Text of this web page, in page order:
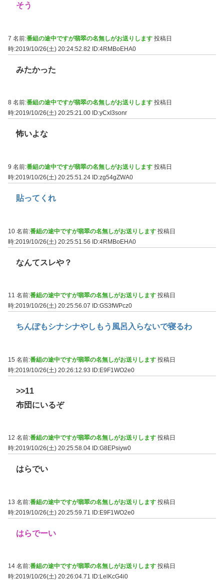
そう
7 名前:番組の途中ですが翡翠の名無しがお送りします 投稿日
時:2019/10/26(土) 20:24:52.82 ID:4RMBoEHA0
みたかった
8 名前:番組の途中ですが翡翠の名無しがお送りします 投稿日
時:2019/10/26(土) 20:25:21.00 ID:yCxI3sonr
怖いよな
9 名前:番組の途中ですが翡翠の名無しがお送りします 投稿日
時:2019/10/26(土) 20:25:51.24 ID:zg54gZWA0
貼ってくれ
10 名前:番組の途中ですが翡翠の名無しがお送りします 投稿日
時:2019/10/26(土) 20:25:51.56 ID:4RMBoEHA0
なんてスレや？
11 名前:番組の途中ですが翡翠の名無しがお送りします 投稿日
時:2019/10/26(土) 20:25:56.07
ID:GS3fWPcz0
ちんぽもシナシナやしもう風呂入らないで寝るわ
15 名前:番組の途中ですが翡翠の名無しがお送りします 投稿日
時:2019/10/26(土) 20:26:12.93 ID:E9F1WO2e0
>>11
布団にいるぞ
12 名前:番組の途中ですが翡翠の名無しがお送りします 投稿日
時:2019/10/26(土) 20:25:58.04 ID:G8EPsiyw0
はらでい
13 名前:番組の途中ですが翡翠の名無しがお送りします 投稿日
時:2019/10/26(土) 20:25:59.71 ID:E9F1WO2e0
はらでーい
14 名前:番組の途中ですが翡翠の名無しがお送りします 投稿日
時:2019/10/26(土) 20:26:04.71
ID:LelKcG4i0